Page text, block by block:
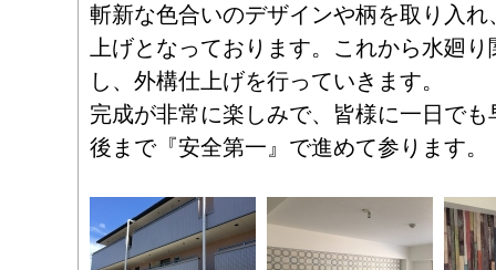
斬新な色合いのデザインや柄を取り入
上げとなっております。これから水廻
し、外構仕上げを行っていきます。
完成が非常に楽しみで、皆様に一日で
後まで『安全第一』で進めて参ります。